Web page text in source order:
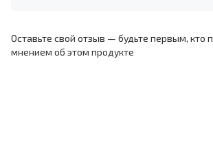
Оставьте свой отзыв — будьте первым, кто
мнением об этом продукте